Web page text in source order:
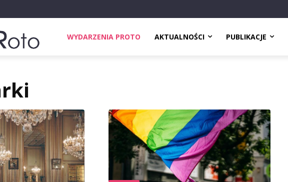
WYDARZENIA PROTO AKTUALNOŚCI PUBLIKACJE